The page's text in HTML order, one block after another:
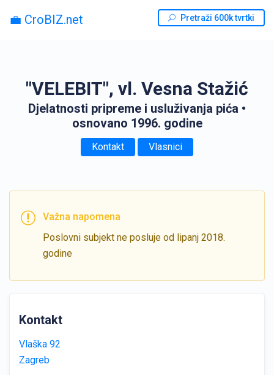
💼 CroBIZ.net Pretraži 600k tvrtki
"VELEBIT", vl. Vesna Stažić
Djelatnosti pripreme i usluživanja pića •
osnovano 1996. godine
Kontakt Vlasnici
Važna napomena
Poslovni subjekt ne posluje od lipanj 2018.
godine
Kontakt
Vlaška 92
Zagreb